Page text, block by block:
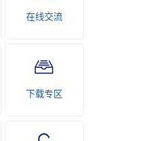
在线交流
下载专区